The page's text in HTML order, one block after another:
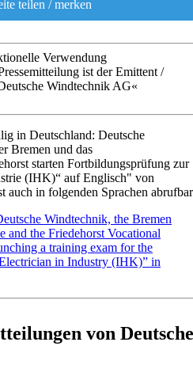
teilen / merken
Verwendung
ist der Emittent /
Windtechnik AG«
in Deutschland: Deutsche
Bremen und das
starten Fortbildungsprüfung zur
(IHK)“ auf Englisch" von
auch in folgenden Sprachen abrufbar
Windtechnik, the Bremen
and the Friedehorst Vocational
a training exam for the
in Industry (IHK)” in
von Deutsche